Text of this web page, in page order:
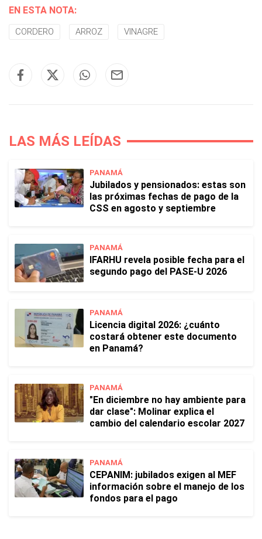
EN ESTA NOTA:
CORDERO ARROZ VINAGRE
LAS MÁS LEÍDAS
PANAMÁ
Jubilados y pensionados: estas son
las próximas fechas de pago de la
CSS en agosto y septiembre
PANAMÁ
IFARHU revela posible fecha para el
segundo pago del PASE-U 2026
PANAMÁ
Licencia digital 2026: ¿cuánto
costará obtener este documento
en Panamá?
PANAMÁ
"En diciembre no hay ambiente para
dar clase": Molinar explica el
cambio del calendario escolar 2027
PANAMÁ
CEPANIM: jubilados exigen al MEF
información sobre el manejo de los
fondos para el pago